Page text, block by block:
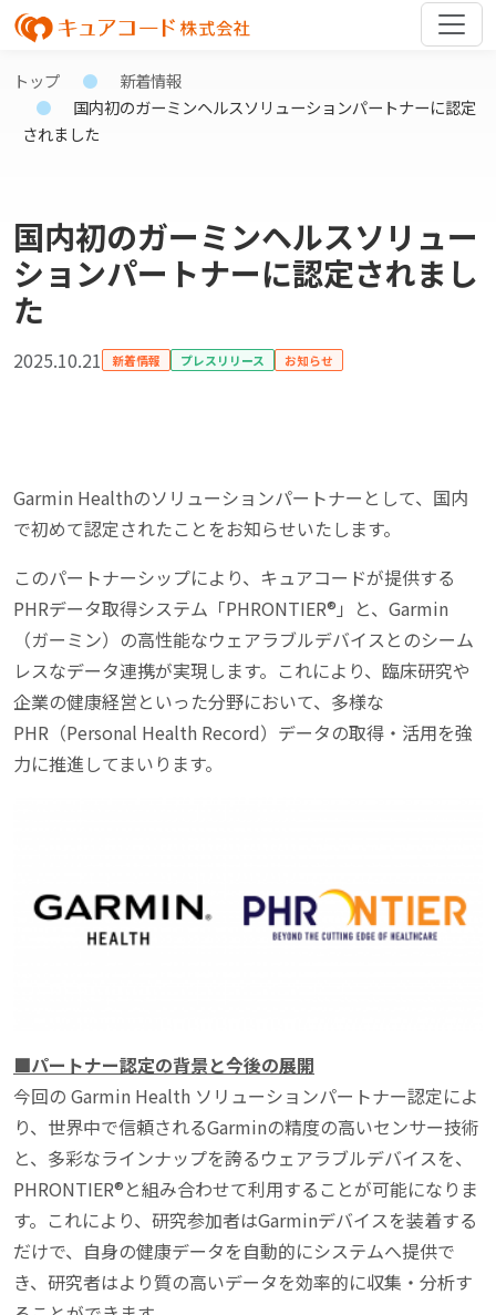
トップ
新着情報
国内初のガーミンヘルスソリューションパートナーに認定
されました
国内初のガーミンヘルスソリュー
ションパートナーに認定されまし
た
2025.10.21 新着情報 プレスリリース お知らせ
Garmin Healthのソリューションパートナーとして、国内
で初めて認定されたことをお知らせいたします。
このパートナーシップにより、キュアコードが提供する
PHRデータ取得システム「PHRONTIER®」と、Garmin
（ガーミン）の高性能なウェアラブルデバイスとのシーム
レスなデータ連携が実現します。これにより、臨床研究や
企業の健康経営といった分野において、多様な
PHR（Personal Health Record）データの取得・活用を強
力に推進してまいります。
■パートナー認定の背景と今後の展開
今回の Garmin Health ソリューションパートナー認定によ
り、世界中で信頼されるGarminの精度の高いセンサー技術
と、多彩なラインナップを誇るウェアラブルデバイスを、
PHRONTIER®と組み合わせて利用することが可能になりま
す。これにより、研究参加者はGarminデバイスを装着する
だけで、自身の健康データを自動的にシステムへ提供で
き、研究者はより質の高いデータを効率的に収集・分析す